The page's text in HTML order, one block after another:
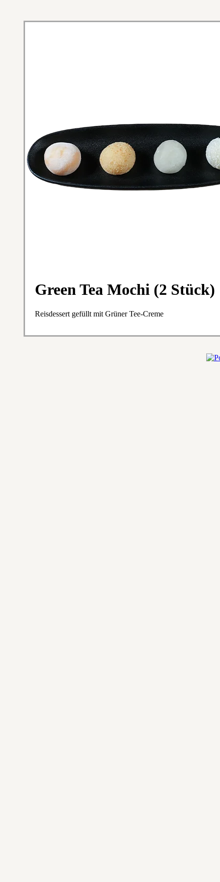
Green Tea Mochi (2 Stück)
Reisdessert gefüllt mit Grüner Tee-Creme